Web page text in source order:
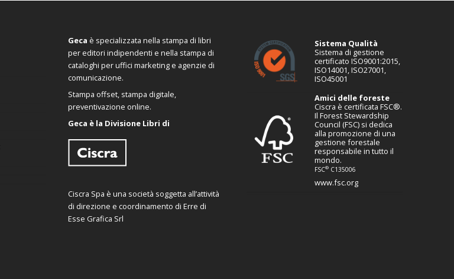
Geca è specializzata nella stampa di libri
per editori indipendenti e nella stampa di
cataloghi per uffici marketing e agenzie di
comunicazione.
Stampa offset, stampa digitale,
preventivazione online.
Geca è la Divisione Libri di
Ciscra Spa è una società soggetta all’attività
di direzione e coordinamento di Erre di
Esse Grafica Srl
Sistema Qualità
Sistema di gestione
certificato ISO9001:2015,
ISO14001, ISO27001,
ISO45001
Amici delle foreste
Ciscra è certificata FSC®.
Il Forest Stewardship
Council (FSC) si dedica
alla promozione di una
gestione forestale
responsabile in tutto il
mondo.
FSC®C135006
www.fsc.org